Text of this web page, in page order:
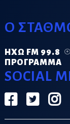
Ο
ΗΧΏ FM 99.8
ΠΡΌΓΡΑΜΜΑ
SOCIAL